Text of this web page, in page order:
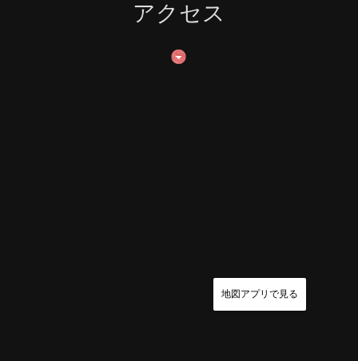
アクセス
地図アプリで見る